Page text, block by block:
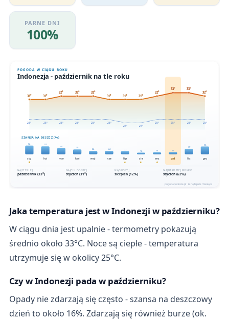
PARNE DNI
100%
Jaka temperatura jest w Indonezji w październiku?
W ciągu dnia jest upalnie - termometry pokazują
średnio około 33°C. Noce są ciepłe - temperatura
utrzymuje się w okolicy 25°C.
Czy w Indonezji pada w październiku?
Opady nie zdarzają się często - szansa na deszczowy
dzień to około 16%. Zdarzają się również burze (ok.